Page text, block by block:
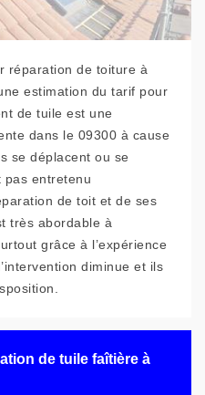
réparation de toiture à
estimation du tarif pour
de tuile est une
dans le 09300 à cause
se déplacent ou se
pas entretenu
de toit et de ses
très abordable à
grâce à l’expérience
diminue et ils
de tuile faîtière à